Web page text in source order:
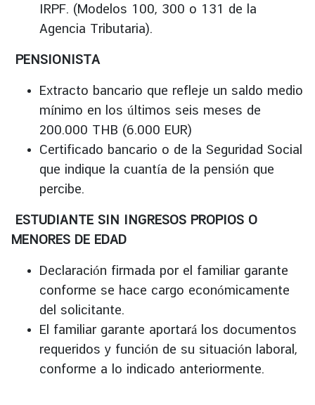
IRPF. (Modelos 100, 300 o 131 de la
Agencia Tributaria).
PENSIONISTA
Extracto bancario que refleje un saldo medio
mínimo en los últimos seis meses de
200.000 THB (6.000 EUR)
Certificado bancario o de la Seguridad Social
que indique la cuantía de la pensión que
percibe.
ESTUDIANTE SIN INGRESOS PROPIOS O
MENORES DE EDAD
Declaración firmada por el familiar garante
conforme se hace cargo económicamente
del solicitante.
El familiar garante aportará los documentos
requeridos y función de su situación laboral,
conforme a lo indicado anteriormente.